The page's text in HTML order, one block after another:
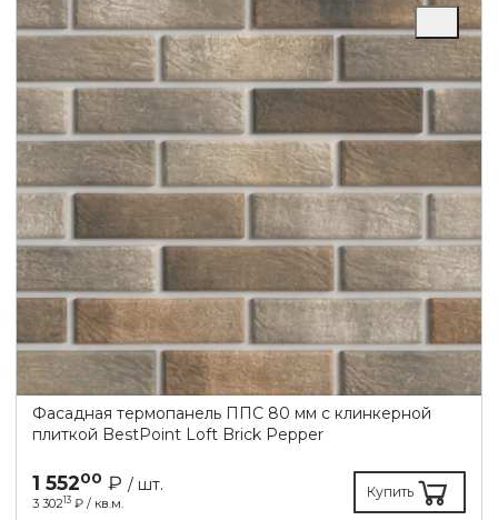
Фасадная термопанель ППC 80 мм с клинкерной
плиткой BestPoint Loft Brick Pepper
1 55200 ₽ / шт.
3 30213 ₽ / кв.м.
Купить